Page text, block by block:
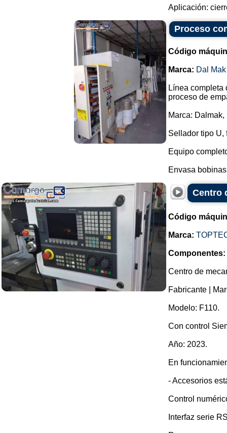
Aplicación:
Proceso
Código
Marca: Dal Mak
Línea completa
proceso de
Marca: Dalmak,
Sellador tipo U,
Equipo
Envasa
Centro
Código
Marca:
Componentes:
Centro de
Fabricante |
Modelo: F110.
Con control
Año: 2023.
En
- Accesorios
Control
Interfaz serie